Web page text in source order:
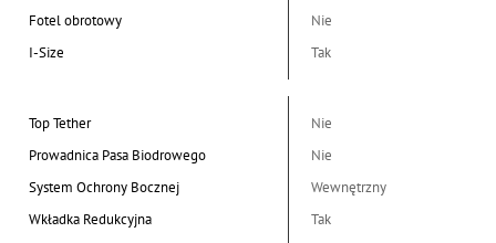
Fotel obrotowy
Nie
I-Size
Tak
Top Tether
Nie
Prowadnica Pasa Biodrowego
Nie
System Ochrony Bocznej
Wewnętrzny
Wkładka Redukcyjna
Tak